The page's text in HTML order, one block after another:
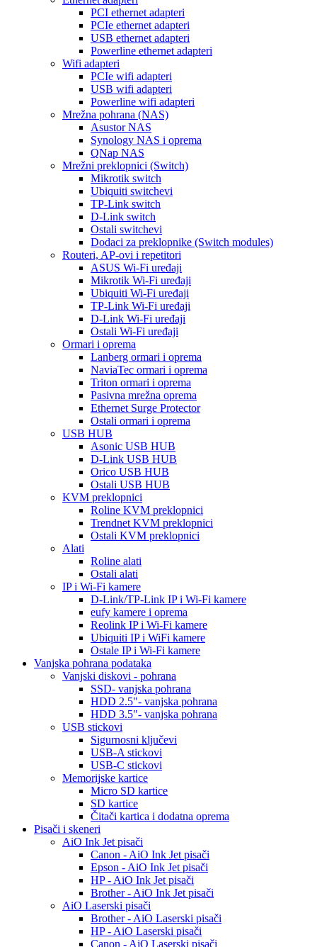
PCI ethernet adapteri
PCIe ethernet adapteri
USB ethernet adapteri
Powerline ethernet adapteri
Wifi adapteri
PCIe wifi adapteri
USB wifi adapteri
Powerline wifi adapteri
Mrežna pohrana (NAS)
Asustor NAS
Synology NAS i oprema
QNap NAS
Mrežni preklopnici (Switch)
Mikrotik switch
Ubiquiti switchevi
TP-Link switch
D-Link switch
Ostali switchevi
Dodaci za preklopnike (Switch modules)
Routeri, AP-ovi i repetitori
ASUS Wi-Fi uređaji
Mikrotik Wi-Fi uređaji
Ubiquiti Wi-Fi uređaji
TP-Link Wi-Fi uređaji
D-Link Wi-Fi uređaji
Ostali Wi-Fi uređaji
Ormari i oprema
Lanberg ormari i oprema
NaviaTec ormari i oprema
Triton ormari i oprema
Pasivna mrežna oprema
Ethernet Surge Protector
Ostali ormari i oprema
USB HUB
Asonic USB HUB
D-Link USB HUB
Orico USB HUB
Ostali USB HUB
KVM preklopnici
Roline KVM preklopnici
Trendnet KVM preklopnici
Ostali KVM preklopnici
Alati
Roline alati
Ostali alati
IP i Wi-Fi kamere
D-Link/TP-Link IP i Wi-Fi kamere
eufy kamere i oprema
Reolink IP i Wi-Fi kamere
Ubiquiti IP i WiFi kamere
Ostale IP i Wi-Fi kamere
Vanjska pohrana podataka
Vanjski diskovi - pohrana
SSD- vanjska pohrana
HDD 2.5"- vanjska pohrana
HDD 3.5"- vanjska pohrana
USB stickovi
Sigurnosni ključevi
USB-A stickovi
USB-C stickovi
Memorijske kartice
Micro SD kartice
SD kartice
Čitači kartica i dodatna oprema
Pisači i skeneri
AiO Ink Jet pisači
Canon - AiO Ink Jet pisači
Epson - AiO Ink Jet pisači
HP - AiO Ink Jet pisači
Brother - AiO Ink Jet pisači
AiO Laserski pisači
Brother - AiO Laserski pisači
HP - AiO Laserski pisači
Canon - AiO Laserski pisači